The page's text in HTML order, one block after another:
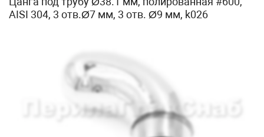
AISI 304, 3 отв.Ø7 мм, 3 отв. Ø9 мм, k026